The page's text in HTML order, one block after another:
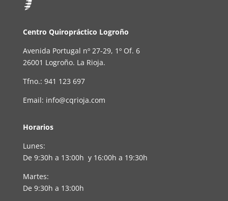
Centro Quiropráctico Logroño
Avenida Portugal nº 27-29, 1º Of. 6
26001 Logroño. La Rioja.
Tfno.: 941 123 697
Email: info@cqrioja.com
Horarios
Lunes:
De 9:30h a 13:00h y 16:00h a 19:30h
Martes:
De 9:30h a 13:00h